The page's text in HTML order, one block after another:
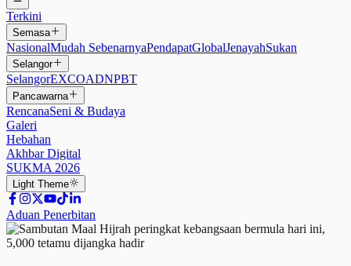
Terkini
Semasa
NasionalMudah SebenarnyaPendapatGlobalJenayahSukan
Selangor
SelangorEXCOADNPBT
Pancawarna
RencanaSeni & Budaya
Galeri
Hebahan
Akhbar Digital
SUKMA 2026
Light Theme
Aduan Penerbitan